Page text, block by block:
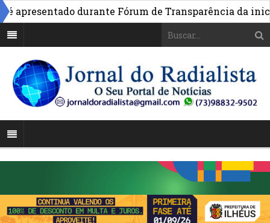
durante Fórum de Transparência da